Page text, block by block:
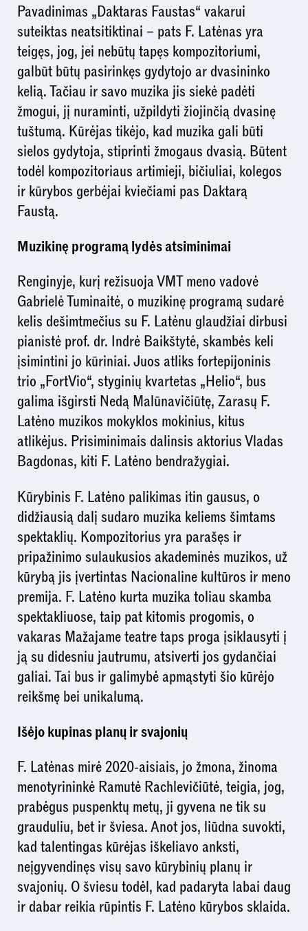
Pavadinimas „Daktaras Faustas“ vakarui
suteiktas neatsitiktinai – pats F. Latėnas yra
teigęs, jog, jei nebūtų tapęs kompozitoriumi,
galbūt būtų pasirinkęs gydytojo ar dvasininko
kelią. Tačiau ir savo muzika jis siekė padėti
žmogui, jį nuraminti, užpildyti žiojinčią dvasinę
tuštumą. Kūrėjas tikėjo, kad muzika gali būti
sielos gydytoja, stiprinti žmogaus dvasią. Būtent
todėl kompozitoriaus artimieji, bičiuliai, kolegos
ir kūrybos gerbėjai kviečiami pas Daktarą
Faustą.
Muzikinę programą lydės atsiminimai
Renginyje, kurį režisuoja VMT meno vadovė
Gabrielė Tuminaitė, o muzikinę programą sudarė
kelis dešimtmečius su F. Latėnu glaudžiai dirbusi
pianistė prof. dr. Indrė Baikštytė, skambės keli
įsimintini jo kūriniai. Juos atliks fortepijoninis
trio „FortVio“, styginių kvartetas „Helio“, bus
galima išgirsti Nedą Malūnavičiūtę, Zarasų F.
Latėno muzikos mokyklos mokinius, kitus
atlikėjus. Prisiminimais dalinsis aktorius Vladas
Bagdonas, kiti F. Latėno bendražygiai.
Kūrybinis F. Latėno palikimas itin gausus, o
didžiausią dalį sudaro muzika keliems šimtams
spektaklių. Kompozitorius yra parašęs ir
pripažinimo sulaukusios akademinės muzikos, už
kūrybą jis įvertintas Nacionaline kultūros ir meno
premija. F. Latėno kurta muzika toliau skamba
spektakliuose, taip pat kitomis progomis, o
vakaras Mažajame teatre taps proga įsiklausyti į
ją su didesniu jautrumu, atsiverti jos gydančiai
galiai. Tai bus ir galimybė apmąstyti šio kūrėjo
reikšmę bei unikalumą.
Išėjo kupinas planų ir svajonių
F. Latėnas mirė 2020-aisiais, jo žmona, žinoma
menotyrininkė Ramutė Rachlevičiūtė, teigia, jog,
prabėgus puspenktų metų, ji gyvena ne tik su
grauduliu, bet ir šviesa. Anot jos, liūdna suvokti,
kad talentingas kūrėjas iškeliavo anksti,
neįgyvendinęs visų savo kūrybinių planų ir
svajonių. O šviesu todėl, kad padaryta labai daug
ir dabar reikia rūpintis F. Latėno kūrybos sklaida.